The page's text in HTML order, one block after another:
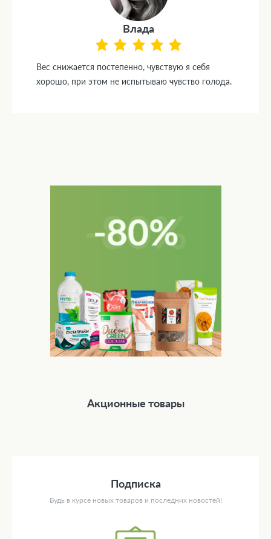
Влада
Вес снижается постепенно, чувствую я себя
хорошо, при этом не испытываю чувство голода.
Акционные товары
Подписка
Будь в курсе новых товаров и последних новостей!